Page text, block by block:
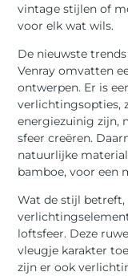
vintage stijlen of
voor elk wat wils.
De nieuwste
Venray omvatten
ontwerpen. Er is
verlichtingsopties,
energiezuinig zijn,
sfeer creëren.
natuurlijke
bamboe, voor een
Wat de stijl
loftsfeer. Deze
vleugje karakter
zijn er ook